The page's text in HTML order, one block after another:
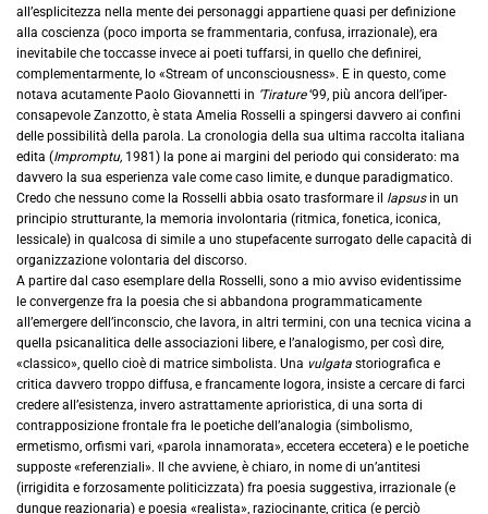
all’esplicitezza nella mente dei personaggi appartiene quasi per definizione
alla coscienza (poco importa se frammentaria, confusa, irrazionale), era
inevitabile che toccasse invece ai poeti tuffarsi, in quello che definirei,
complementarmente, lo «Stream of unconsciousness». E in questo, come
notava acutamente Paolo Giovannetti in ‘Tirature‘99, più ancora dell’iper-
consapevole Zanzotto, è stata Amelia Rosselli a spingersi davvero ai confini
delle possibilità della parola. La cronologia della sua ultima raccolta italiana
edita (Impromptu, 1981) la pone ai margini del periodo qui considerato: ma
davvero la sua esperienza vale come caso limite, e dunque paradigmatico.
Credo che nessuno come la Rosselli abbia osato trasformare il lapsus in un
principio strutturante, la memoria involontaria (ritmica, fonetica, iconica,
lessicale) in qualcosa di simile a uno stupefacente surrogato delle capacità di
organizzazione volontaria del discorso.
A partire dal caso esemplare della Rosselli, sono a mio avviso evidentissime
le convergenze fra la poesia che si abbandona programmaticamente
all’emergere dell’inconscio, che lavora, in altri termini, con una tecnica vicina a
quella psicanalitica delle associazioni libere, e l’analogismo, per così dire,
«classico», quello cioè di matrice simbolista. Una vulgata storiografica e
critica davvero troppo diffusa, e francamente logora, insiste a cercare di farci
credere all’esistenza, invero astrattamente aprioristica, di una sorta di
contrapposizione frontale fra le poetiche dell’analogia (simbolismo,
ermetismo, orfismi vari, «parola innamorata», eccetera eccetera) e le poetiche
supposte «referenziali». Il che avviene, è chiaro, in nome di un’antitesi
(irrigidita e forzosamente politicizzata) fra poesia suggestiva, irrazionale (e
dunque reazionaria) e poesia «realista», raziocinante, critica (e perciò